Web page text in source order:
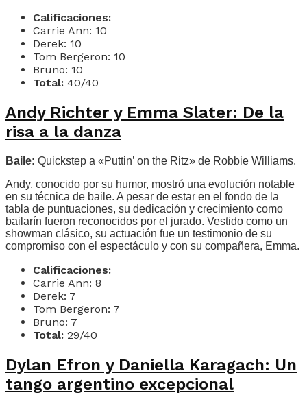
Calificaciones:
Carrie Ann: 10
Derek: 10
Tom Bergeron: 10
Bruno: 10
Total: 40/40
Andy Richter y Emma Slater: De la
risa a la danza
Baile: Quickstep a «Puttin’ on the Ritz» de Robbie Williams.
Andy, conocido por su humor, mostró una evolución notable
en su técnica de baile. A pesar de estar en el fondo de la
tabla de puntuaciones, su dedicación y crecimiento como
bailarín fueron reconocidos por el jurado. Vestido como un
showman clásico, su actuación fue un testimonio de su
compromiso con el espectáculo y con su compañera, Emma.
Calificaciones:
Carrie Ann: 8
Derek: 7
Tom Bergeron: 7
Bruno: 7
Total: 29/40
Dylan Efron y Daniella Karagach: Un
tango argentino excepcional